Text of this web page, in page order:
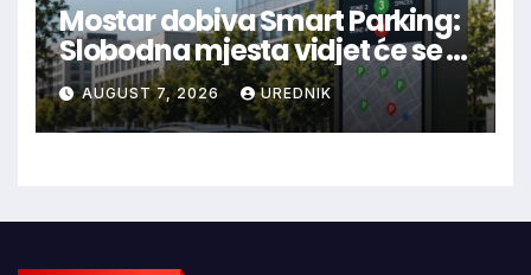
Mostar dobiva Smart Parking:
Slobodna mjesta vidjet će se u
aplikaciji
AUGUST 7, 2026 UREDNIK